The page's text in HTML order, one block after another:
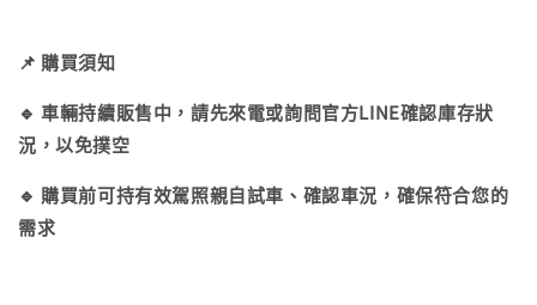
📌 購買須知
🔹 車輛持續販售中，請先來電或詢問官方LINE確認庫存狀
況，以免撲空
🔹 購買前可持有效駕照親自試車、確認車況，確保符合您的
需求